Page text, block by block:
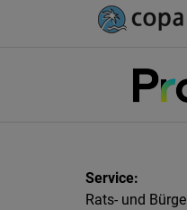
Rats- und